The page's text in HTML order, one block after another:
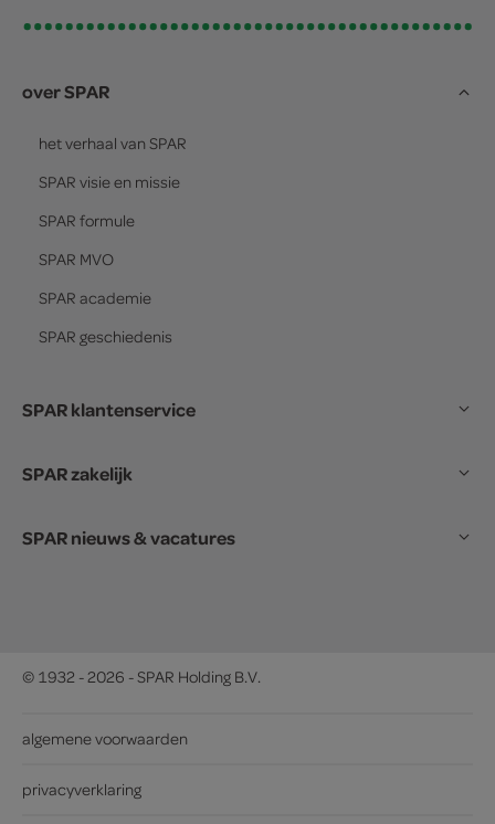
over SPAR
het verhaal van SPAR
SPAR visie en missie
SPAR formule
SPAR MVO
SPAR academie
SPAR geschiedenis
SPAR klantenservice
SPAR zakelijk
SPAR nieuws & vacatures
© 1932 - 2026 - SPAR Holding B.V.
algemene voorwaarden
privacyverklaring